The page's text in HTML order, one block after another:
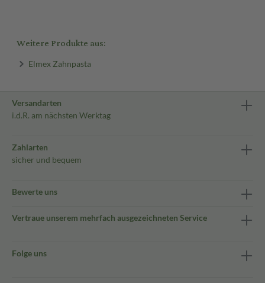
Weitere Produkte aus:
Elmex Zahnpasta
Versandarten
i.d.R. am nächsten Werktag
Zahlarten
sicher und bequem
Bewerte uns
Vertraue unserem mehrfach ausgezeichneten Service
Folge uns